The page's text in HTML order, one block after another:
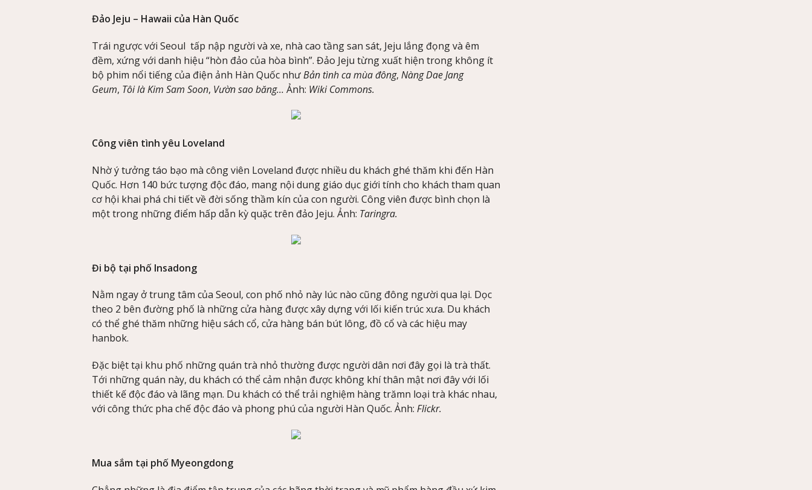
Đảo Jeju – Hawaii của Hàn Quốc
Trái ngược với Seoul tấp nập người và xe, nhà cao tầng san sát, Jeju lắng đọng và êm
đềm, xứng với danh hiệu “hòn đảo của hòa bình”. Đảo Jeju từng xuất hiện trong không ít
bộ phim nổi tiếng của điện ảnh Hàn Quốc nhưBản tình ca mùa đông, Nàng Dae Jang
Geum, Tôi là Kim Sam Soon, Vườn sao băng… Ảnh: Wiki Commons.
Công viên tình yêu Loveland
Nhờ ý tưởng táo bạo mà công viên Loveland được nhiều du khách ghé thăm khi đến Hàn
Quốc. Hơn 140 bức tượng độc đáo, mang nội dung giáo dục giới tính cho khách tham quan
cơ hội khai phá chi tiết về đời sống thầm kín của con người. Công viên được bình chọn là
một trong những điểm hấp dẫn kỳ quặc trên đảo Jeju. Ảnh: Taringra.
Đi bộ tại phố Insadong
Nằm ngay ở trung tâm của Seoul, con phố nhỏ này lúc nào cũng đông người qua lại. Dọc
theo 2 bên đường phố là những cửa hàng được xây dựng với lối kiến trúc xưa. Du khách
có thể ghé thăm những hiệu sách cổ, cửa hàng bán bút lông, đồ cổ và các hiệu may
hanbok.
Đặc biệt tại khu phố những quán trà nhỏ thường được người dân nơi đây gọi là trà thất.
Tới những quán này, du khách có thể cảm nhận được không khí thân mật nơi đây với lối
thiết kế độc đáo và lãng mạn. Du khách có thể trải nghiệm hàng trămn loại trà khác nhau,
với công thức pha chế độc đáo và phong phú của người Hàn Quốc. Ảnh: Flickr.
Mua sắm tại phố Myeongdong